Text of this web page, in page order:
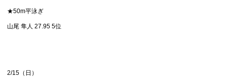
★50m平泳ぎ
山尾 隼人 27.95 5位
2/15（日）